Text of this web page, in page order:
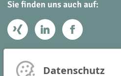
Sie finden uns auch auf:
Ihr Kontakt zu unsDatenschutz